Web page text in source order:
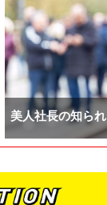
美人社長の知ら